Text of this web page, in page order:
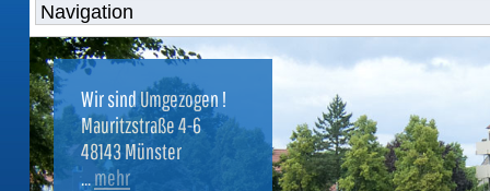
Wir sind Umgezogen !
Mauritzstraße 4-6
48143 Münster
...mehr